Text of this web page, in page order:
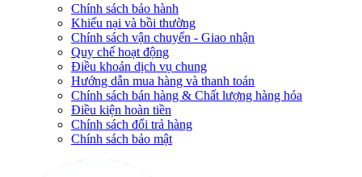
Chính sách bảo hành
Khiếu nại và bồi thường
Chính sách vận chuyển - Giao nhận
Quy chế hoạt động
Điều khoản dịch vụ chung
Hướng dẫn mua hàng và thanh toán
Chính sách bán hàng & Chất lượng hàng hóa
Điều kiện hoàn tiền
Chính sách đổi trả hàng
Chính sách bảo mật